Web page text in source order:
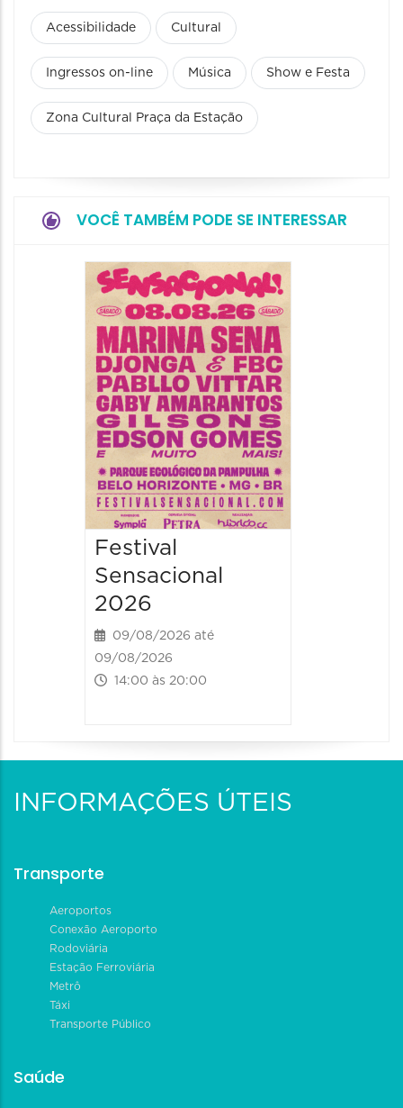
Acessibilidade Cultural
Ingressos on-line Música Show e Festa
Zona Cultural Praça da Estação
VOCÊ TAMBÉM PODE SE INTERESSAR
Festival
Sensacional
2026
09/08/2026 até
09/08/2026
14:00 às 20:00
INFORMAÇÕES ÚTEIS
Transporte
Aeroportos
Conexão Aeroporto
Rodoviária
Estação Ferroviária
Metrô
Táxi
Transporte Público
Saúde